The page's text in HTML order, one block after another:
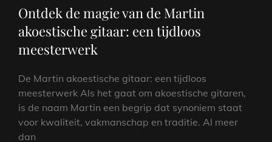
Ontdek de magie van de Martin
akoestische gitaar: een tijdloos
meesterwerk
De Martin akoestische gitaar: een tijdloos
meesterwerk Als het gaat om akoestische gitaren,
is de naam Martin een begrip dat synoniem staat
voor kwaliteit, vakmanschap en traditie. Al meer
dan